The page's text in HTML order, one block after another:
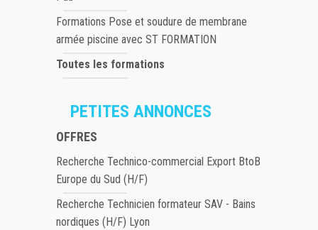
Formations Pose et soudure de membrane
armée piscine avec ST FORMATION
Toutes les formations
PETITES ANNONCES
OFFRES
Recherche Technico-commercial Export BtoB
Europe du Sud (H/F)
Recherche Technicien formateur SAV - Bains
nordiques (H/F) Lyon